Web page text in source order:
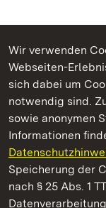
Wir verwenden
Webseiten-
sich dabei um
notwendig sind.
sowie anonymen
Informationen
Speicherung der
nach § 25 Abs. 1
Kommen.
Staatliche Schlösser
Staatliche